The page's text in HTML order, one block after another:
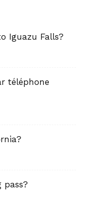
Iguazu Falls?
téléphone
pass?